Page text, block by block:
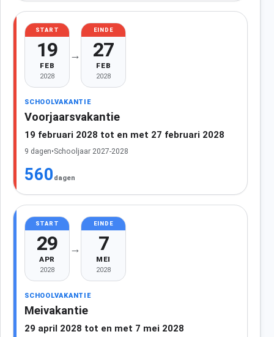
START
19
FEB
2028
→
EINDE
27
FEB
2028
SCHOOLVAKANTIE
Voorjaarsvakantie
19 februari 2028 tot en met 27 februari 2028
9 dagen•Schooljaar 2027-2028
560 dagen
START
29
APR
2028
→
EINDE
7
MEI
2028
SCHOOLVAKANTIE
Meivakantie
29 april 2028 tot en met 7 mei 2028